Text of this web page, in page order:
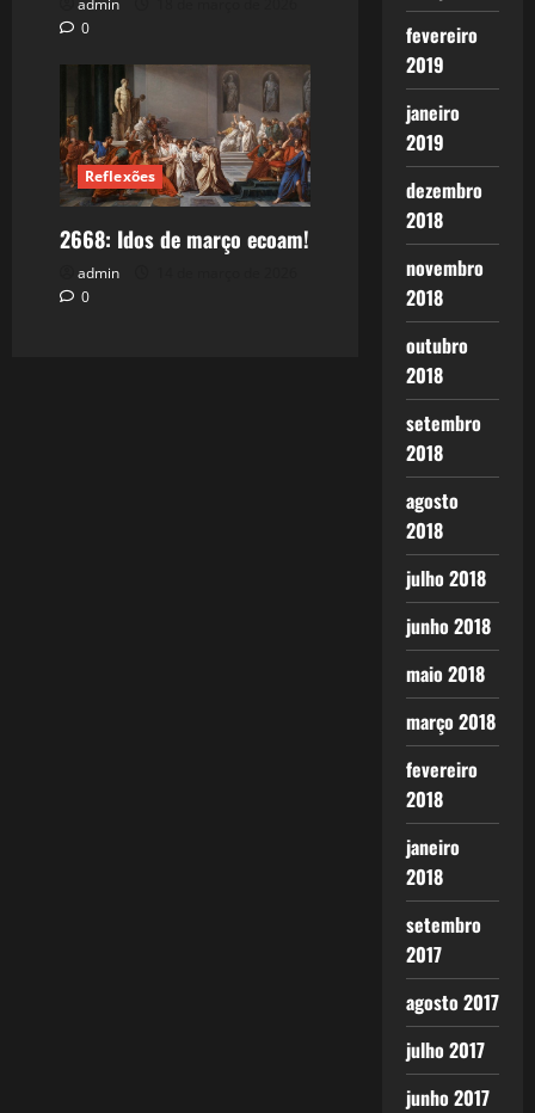
admin
0
Reflexões
2668: Idos de março ecoam!
admin
0
fevereiro
2019
janeiro
2019
dezembro
2018
novembro
2018
outubro
2018
setembro
2018
agosto
2018
julho 2018
junho 2018
maio 2018
março 2018
fevereiro
2018
janeiro
2018
setembro
2017
agosto 2017
julho 2017
junho 2017